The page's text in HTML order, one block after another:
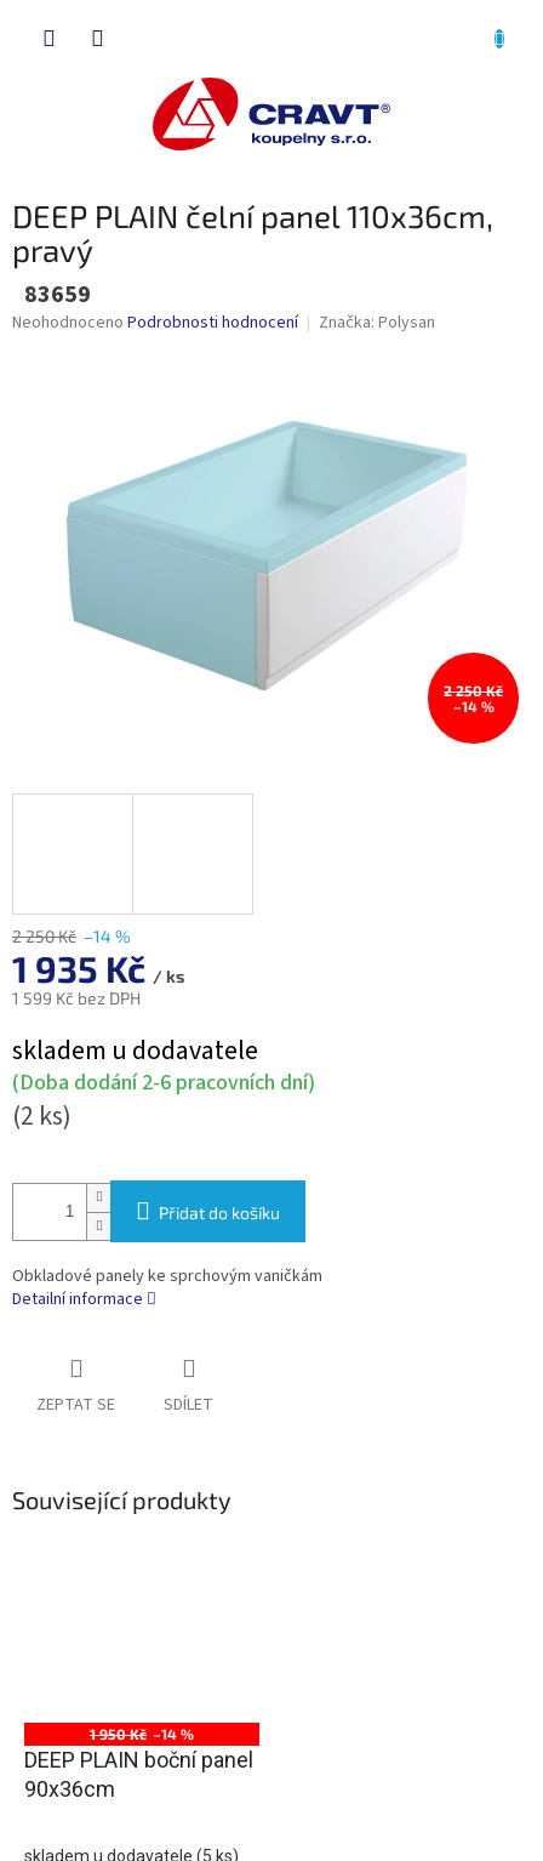
DEEP PLAIN čelní panel 110x36cm,
pravý
83659
Průměrné
Neohodnoceno Podrobnosti hodnocení Značka: Polysan
2 250 Kč
–14 %
2 250 Kč –14 %
1 935 Kč / ks
1 599 Kč bez DPH
cena:
skladem u dodavatele
(Doba dodání 2-6 pracovních dní)
(2 ks)
Přidat do košíku
Obkladové panely ke sprchovým vaničkám
Detailní informace
ZEPTAT SE SDÍLET
Související produkty
1 950 Kč –14 %
DEEP PLAIN boční panel
90x36cm
skladem u dodavatele (5 ks)